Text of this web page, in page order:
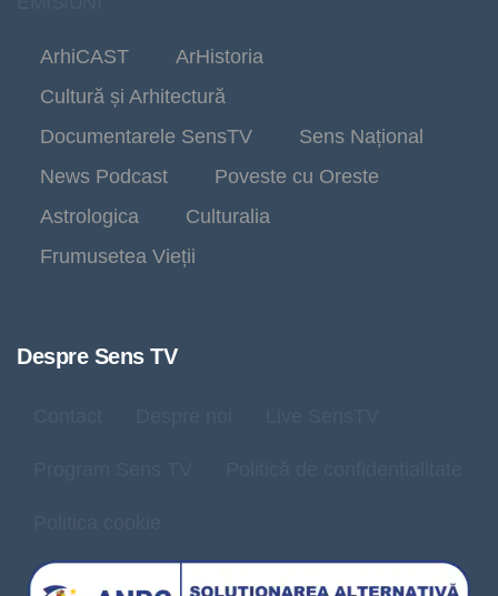
ArhiCAST
ArHistoria
Cultură și Arhitectură
Documentarele SensTV
Sens Național
News Podcast
Poveste cu Oreste
Astrologica
Culturalia
Frumusetea Vieții
Despre Sens TV